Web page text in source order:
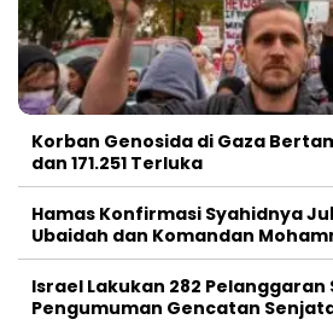
Korban Genosida di Gaza
dan 171.251 Terluka
Hamas Konfirmasi Syahidnya
Ubaidah dan Komandan
Israel Lakukan 282 Pelanggaran
Pengumuman Gencatan